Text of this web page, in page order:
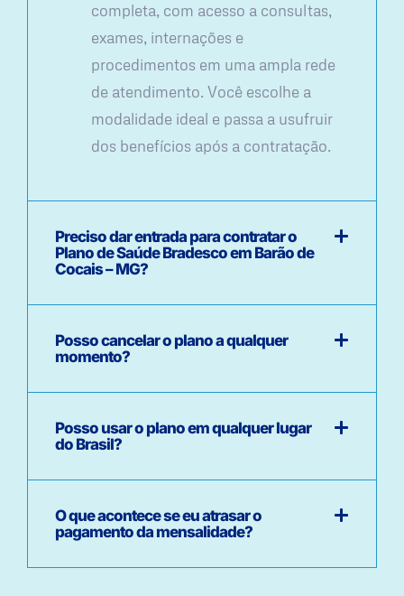
completa, com acesso a consultas,
exames, internações e
procedimentos em uma ampla rede
de atendimento. Você escolhe a
modalidade ideal e passa a usufruir
dos benefícios após a contratação.
Preciso dar entrada para contratar o
Plano de Saúde Bradesco em Barão de
Cocais – MG?
Posso cancelar o plano a qualquer
momento?
Posso usar o plano em qualquer lugar
do Brasil?
O que acontece se eu atrasar o
pagamento da mensalidade?